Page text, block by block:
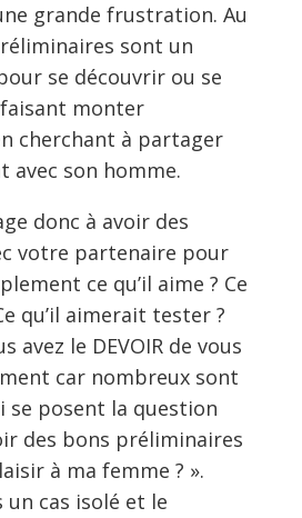
grande frustration. Au
sont un
se découvrir ou se
monter
cherchant à partager
avec son homme.
donc à avoir des
votre partenaire pour
ce qu’il aime ? Ce
qu’il aimerait tester ?
avez le DEVOIR de vous
car nombreux sont
se posent la question
des bons préliminaires
à ma femme ? ».
un cas isolé et le